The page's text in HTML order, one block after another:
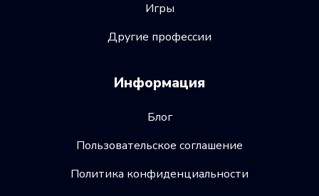
Игры
Другие профессии
Информация
Блог
Пользовательское соглашение
Политика конфиденциальности